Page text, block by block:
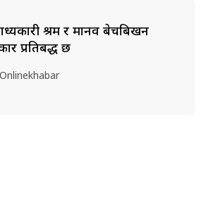
श्रम र मानव बेचबिखन
प्रतिबद्ध छ
Onlinekhabar